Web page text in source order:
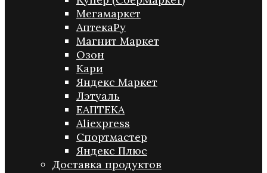
Мегамаркет
АптекаРу
Магнит Маркет
Озон
Кари
Яндекс Маркет
Лэтуаль
ЕАПТЕКА
Aliexpress
Спортмастер
Яндекс Плюс
Доставка продуктов